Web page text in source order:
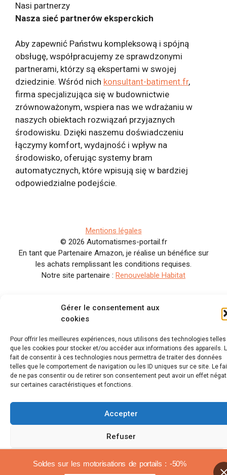
Gérer le consentement aux
cookies
Pour offrir les meilleures expériences, nous utilisons des technologies telles
que les cookies pour stocker et/ou accéder aux informations des appareils.
fait de consentir à ces technologies nous permettra de traiter des données
telles que le comportement de navigation ou les ID uniques sur ce site. Le
de ne pas consentir ou de retirer son consentement peut avoir un effet
sur certaines caractéristiques et fonctions.
Accepter
Refuser
Voir les préférences
Nasi partnerzy
Nasza sieć partnerów eksperckich
Aby zapewnić Państwu kompleksową i spójną
obsługę, współpracujemy ze sprawdzonymi
partnerami, którzy są ekspertami w swojej
dziedzinie. Wśród nich konsultant-batiment.fr,
firma specjalizująca się w budownictwie
zrównoważonym, wspiera nas we wdrażaniu w
naszych obiektach rozwiązań przyjaznych
środowisku. Dzięki naszemu doświadczeniu
łączymy komfort, wydajność i wpływ na
środowisko, oferując systemy bram
automatycznych, które wpisują się w bardziej
odpowiedzialne podejście.
Mentions légales
© 2026 Automatismes-portail.fr
En tant que Partenaire Amazon, je réalise un bénéfice sur
les achats remplissant les conditions requises.
Notre site partenaire : Renouvelable Habitat
Soldes sur les motorisations de portails : -50%